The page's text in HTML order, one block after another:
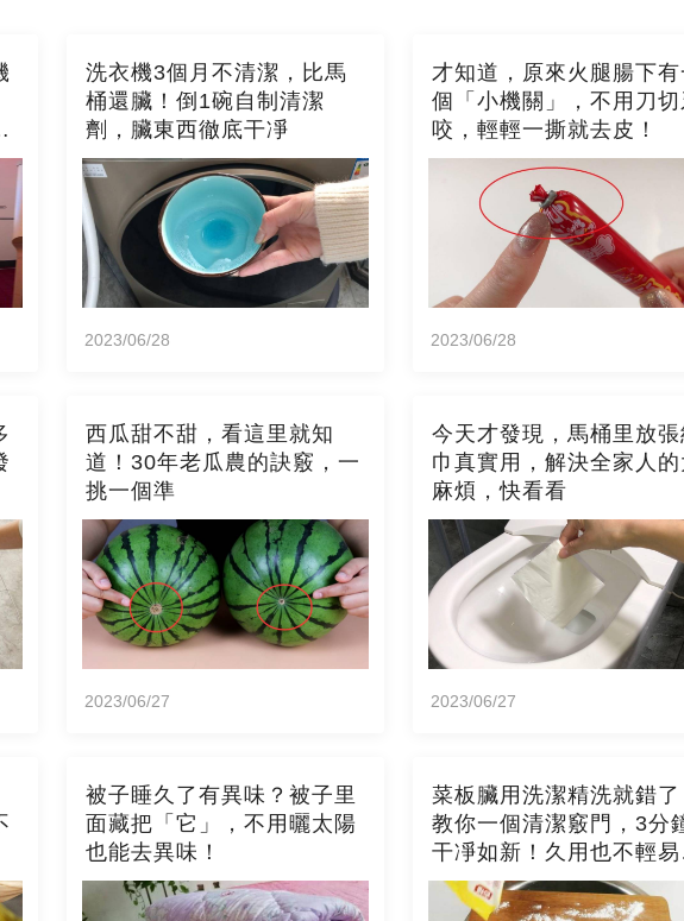
洗衣機3個月不清潔，比馬
桶還臟！倒1碗自制清潔
劑，臟東西徹底干凈
2023/06/28
才知道，原來火腿腸下有
個「小機關」，不用刀切
咬，輕輕一撕就去皮！
2023/06/28
西瓜甜不甜，看這里就知
道！30年老瓜農的訣竅，一
挑一個準
2023/06/27
今天才發現，馬桶里放張
巾真實用，解決全家人的
麻煩，快看看
2023/06/27
被子睡久了有異味？被子里
面藏把「它」，不用曬太陽
也能去異味！
菜板臟用洗潔精洗就錯了
教你一個清潔竅門，3分
干凈如新！久用也不輕易
霉